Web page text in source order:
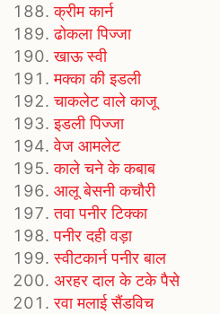
क्रीम कार्न
ढोकला पिज्जा
खाऊ स्वी
मक्का की इडली
चाकलेट वाले काजू
इडली पिज्जा
वेज आमलेट
काले चने के कबाब
आलू बेसनी कचौरी
तवा पनीर टिक्का
पनीर दही वड़ा
स्वीटकार्न पनीर बाल
अरहर दाल के टके पैसे
रवा मलाई सैंडविच